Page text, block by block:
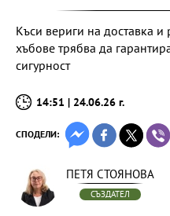
Къси вериги на доставка
хъбове трябва да
сигурност
14:51 | 24.06.26 г.
СПОДЕЛИ:
ПЕТЯ СТОЯНОВА
СЪЗДАТЕЛ